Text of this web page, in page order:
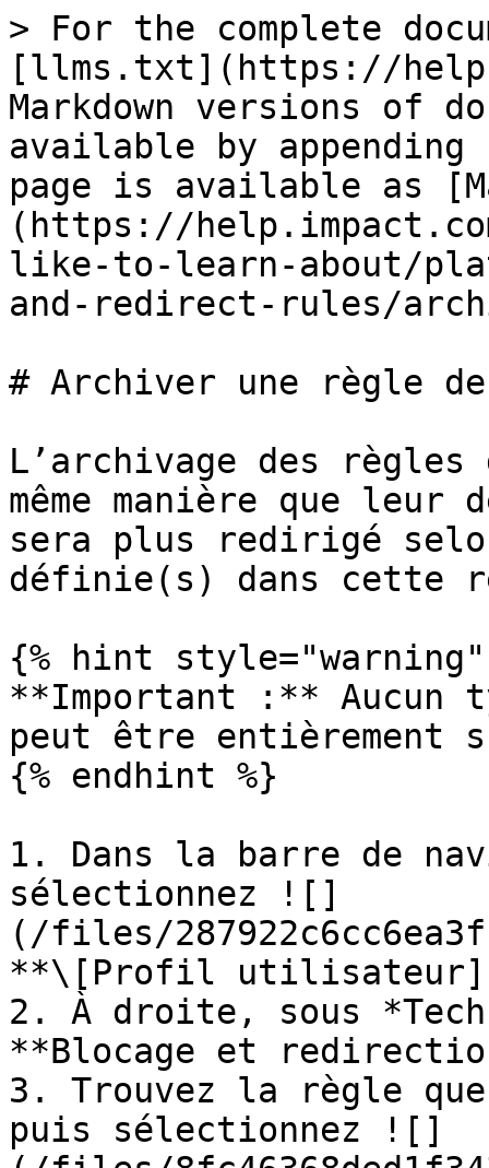
> For the complete
[llms.txt](https://
Markdown versions of
available by
page is available as
(https://
like-to-learn-about/
and-redirect-rules/
# Archiver une règle
L’archivage des
même manière que
sera plus redirigé
définie(s) dans cette
{% hint style="warning"
**Important :** Aucun
peut être entièrement
{% endhint %}
1. Dans la barre de
sélectionnez ![]
(/files/
**\[Profil utilisateur]
2. À droite, sous
**Blocage et
3. Trouvez la règle
puis sélectionnez ![]